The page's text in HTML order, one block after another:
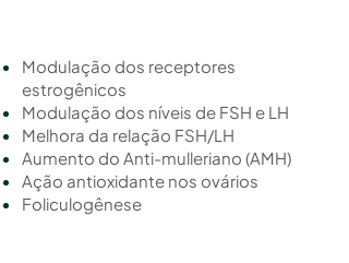
Modulação dos receptores
estrogênicos
Modulação dos níveis de FSH e LH
Melhora da relação FSH/LH
Aumento do Anti-mulleriano (AMH)
Ação antioxidante nos ovários
Foliculogênese